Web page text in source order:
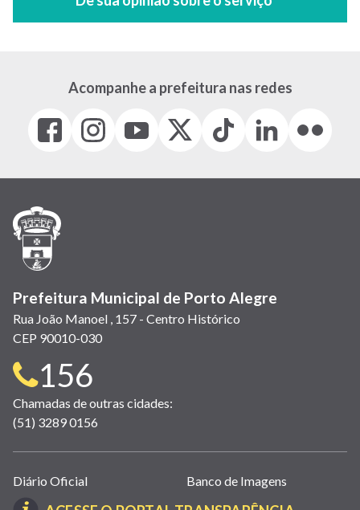
Acompanhe a prefeitura nas redes
Facebook
(link
em
janela)
Instagram
(link
em
(link
em
(Antigo
(link
Tiktok
(link
em
LinkedIn
(link
em
(link
em
Prefeitura Municipal de Porto Alegre
Rua João Manoel , 157 - Centro Histórico
CEP 90010-030
Telefone
para
contato:
156
Chamadas de outras cidades:
(51) 3289 0156
Links
úteis
Diário Oficial Banco de Imagens